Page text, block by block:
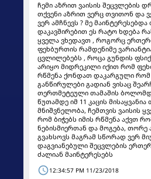
ჩემი აზრით ვაისის შეცვლების
თქვენი აზრით ვერც თვითონ და
ვერ ამჩნევს ? მე
დაკავშირებით ეს რატო ხდება
ყველა ვხედავთ , როგორც
ფეხბურთის რამდენიმე
ცვლილებებს , როცა გუნდის
არიყო მიდრეკილი იქით რომ
რწმენა ქონდათ დაკარგული რომ
განწირულები გადიან ვისაც
თერთმეტეული თამაშის
წუთამდე იმ 11 კაცის მისაყვანია
მნიშვნელობა, ჩემთვის ვაისის
რომ ბიჭებს იმის რწმენა აქვთ
ნებისმიერთან და მოგება, თორე
გვახსოვს მაგრამ სწორად ვერ
დაგვიანებული შეცვლების
ძალიან მაინტერესებს
12:34:57 PM 11/23/2018